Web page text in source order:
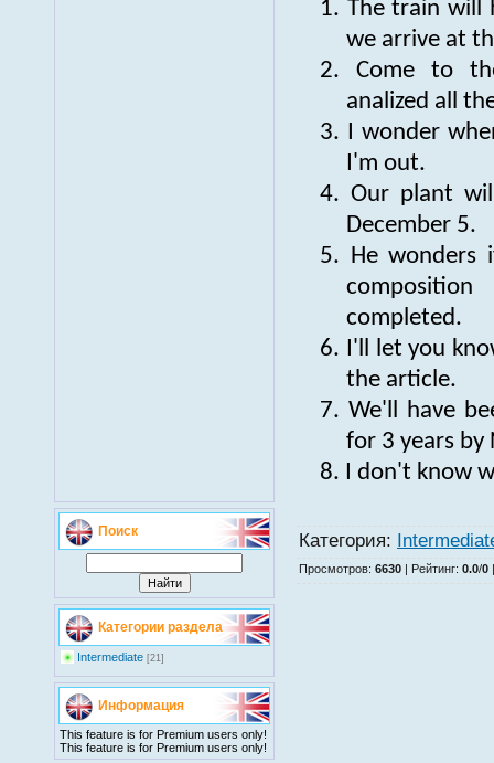
Поиск
Категории раздела
Intermediate [21]
Информация
This feature is for Premium users only!
This feature is for Premium users only!
1. The train will
we arrive at
2. Come to
analized all
3. I wonder
I'm out.
4. Our plant
December 5.
5. He
completed.
6. I'll let you
the article.
7. We'll have
for 3 years by
8. I don't know
Категория:
Просмотров: 6630 | Рейтинг: 0.0/0